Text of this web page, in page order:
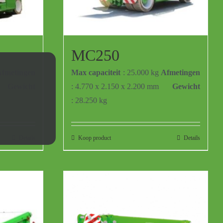
MC250
Max capaciteit : 25.000 kg Afmetingen
: 4.770 x 2.150 x 2.200 mm
Gewicht
: 28.250 kg
Koop product Details